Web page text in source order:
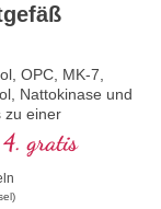
OPC, MK-7,
Nattokinase und
zu einer
für eine
Blutgefäße
liegen in
gratis